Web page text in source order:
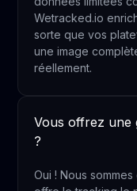
Wetracked.io
sorte que vos
une image
réellement.
Vous offrez une
?
Oui ! Nous